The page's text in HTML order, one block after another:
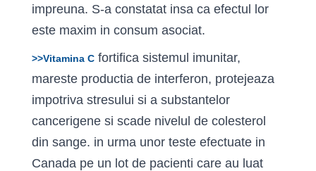
impreuna. S-a constatat insa ca efectul lor
este maxim in consum asociat.
>>Vitamina C fortifica sistemul imunitar,
mareste productia de interferon, protejeaza
impotriva stresului si a substantelor
cancerigene si scade nivelul de colesterol
din sange. in urma unor teste efectuate in
Canada pe un lot de pacienti care au luat